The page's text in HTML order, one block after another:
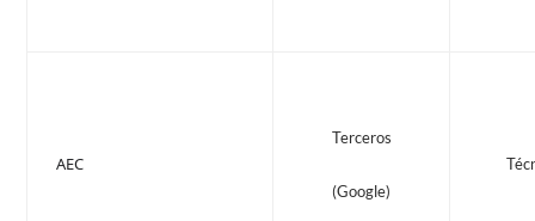
AEC
Terceros
(Google)